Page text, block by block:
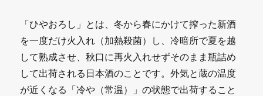
「ひやおろし」とは、冬から春にかけて搾った新酒
を一度だけ火入れ（加熱殺菌）し、冷暗所で夏を越
して熟成させ、秋口に再火入れせずそのまま瓶詰め
して出荷される日本酒のことです。外気と蔵の温度
が近くなる「冷や（常温）」の状態で出荷すること